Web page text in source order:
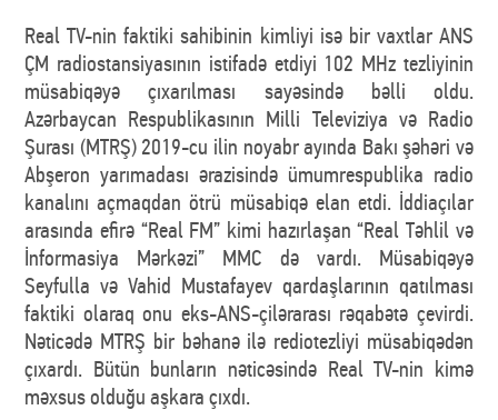
Real TV-nin faktiki sahibinin kimliyi isə bir vaxtlar ANS
ÇM radiostansiyasının istifadə etdiyi 102 MHz tezliyinin
müsabiqəyə çıxarılması sayəsində bəlli oldu.
Azərbaycan Respublikasının Milli Televiziya və Radio
Şurası (MTRŞ) 2019-cu ilin noyabr ayında Bakı şəhəri və
Abşeron yarımadası ərazisində ümumrespublika radio
kanalını açmaqdan ötrü müsabiqə elan etdi. İddiaçılar
arasında efirə “Real FM” kimi hazırlaşan “Real Təhlil və
İnformasiya Mərkəzi” MMC də vardı. Müsabiqəyə
Seyfulla və Vahid Mustafayev qardaşlarının qatılması
faktiki olaraq onu eks-ANS-çilərarası rəqabətə çevirdi.
Nəticədə MTRŞ bir bəhanə ilə rediotezliyi müsabiqədən
çıxardı. Bütün bunların nəticəsində Real TV-nin kimə
məxsus olduğu aşkara çıxdı.